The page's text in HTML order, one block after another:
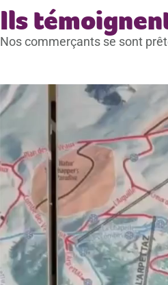
Ils
Nos commerçants se sont